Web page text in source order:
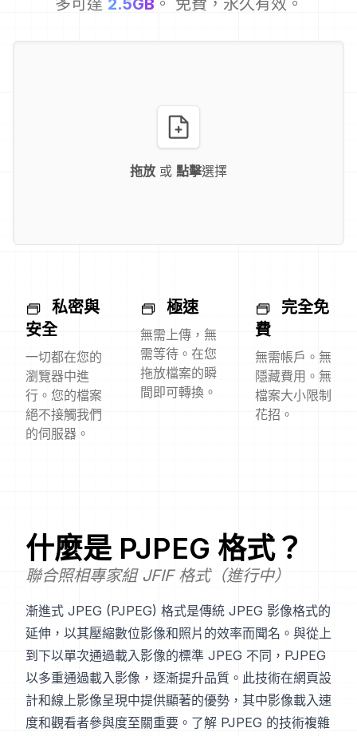
多可達 2.5GB 。 免費，永久有效。
拖放 或 點擊選擇
私密與
安全
一切都在您的
瀏覽器中進
行。您的檔案
絕不接觸我們
的伺服器。
極速
無需上傳，無
需等待。在您
拖放檔案的瞬
間即可轉換。
完全免
費
無需帳戶。無
隱藏費用。無
檔案大小限制
花招。
什麼是 PJPEG 格式？
聯合照相專家組 JFIF 格式（進行中）
漸進式 JPEG (PJPEG) 格式是傳統 JPEG 影像格式的
延伸，以其壓縮數位影像和照片的效率而聞名。與從上
到下以單次通過載入影像的標準 JPEG 不同，PJPEG
以多重通過載入影像，逐漸提升品質。此技術在網頁設
計和線上影像呈現中提供顯著的優勢，其中影像載入速
度和觀看者參與度至關重要。了解 PJPEG 的技術複雜